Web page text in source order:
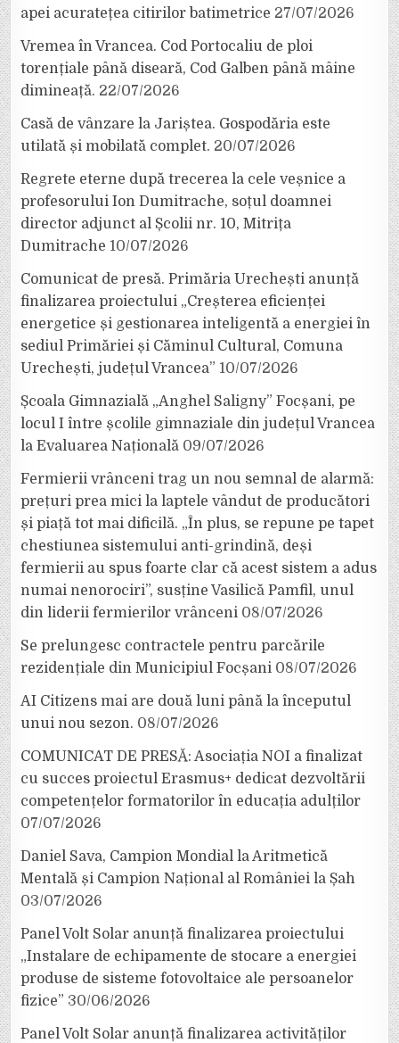
apei acuratețea citirilor batimetrice 27/07/2026
Vremea în Vrancea. Cod Portocaliu de ploi
torențiale până diseară, Cod Galben până mâine
dimineață. 22/07/2026
Casă de vânzare la Jariștea. Gospodăria este
utilată și mobilată complet. 20/07/2026
Regrete eterne după trecerea la cele veșnice a
profesorului Ion Dumitrache, soțul doamnei
director adjunct al Școlii nr. 10, Mitrița
Dumitrache 10/07/2026
Comunicat de presă. Primăria Urechești anunță
finalizarea proiectului „Creșterea eficienței
energetice și gestionarea inteligentă a energiei în
sediul Primăriei și Căminul Cultural, Comuna
Urechești, județul Vrancea” 10/07/2026
Școala Gimnazială „Anghel Saligny” Focșani, pe
locul I între școlile gimnaziale din județul Vrancea
la Evaluarea Națională 09/07/2026
Fermierii vrânceni trag un nou semnal de alarmă:
prețuri prea mici la laptele vândut de producători
și piață tot mai dificilă. „În plus, se repune pe tapet
chestiunea sistemului anti-grindină, deși
fermierii au spus foarte clar că acest sistem a adus
numai nenorociri”, susține Vasilică Pamfil, unul
din liderii fermierilor vrânceni 08/07/2026
Se prelungesc contractele pentru parcările
rezidențiale din Municipiul Focșani 08/07/2026
AI Citizens mai are două luni până la începutul
unui nou sezon. 08/07/2026
COMUNICAT DE PRESĂ: Asociația NOI a finalizat
cu succes proiectul Erasmus+ dedicat dezvoltării
competențelor formatorilor în educația adulților
07/07/2026
Daniel Sava, Campion Mondial la Aritmetică
Mentală și Campion Național al României la Șah
03/07/2026
Panel Volt Solar anunță finalizarea proiectului
„Instalare de echipamente de stocare a energiei
produse de sisteme fotovoltaice ale persoanelor
fizice” 30/06/2026
Panel Volt Solar anunță finalizarea activităților